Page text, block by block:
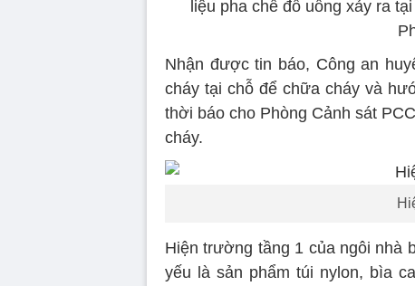
liệu pha chế đồ uống xảy ra
Nhận được tin báo, Công an
cháy tại chỗ để chữa cháy và
thời báo cho Phòng Cảnh sát
cháy.
Hiện trường tầng 1 của ngôi nhà
yếu là sản phẩm túi nylon, bìa